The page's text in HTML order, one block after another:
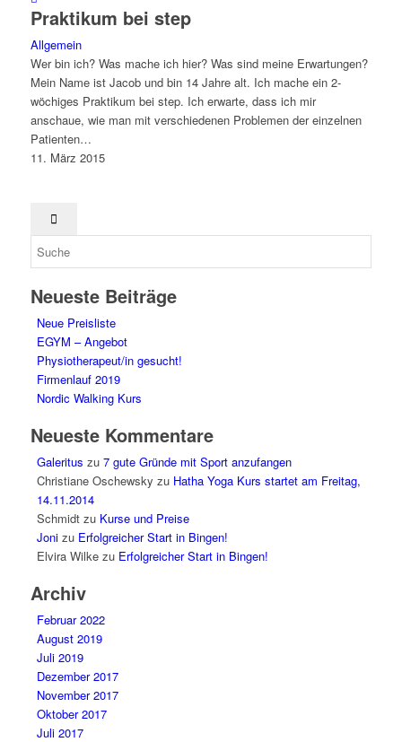
Praktikum bei step
Allgemein
Wer bin ich? Was mache ich hier? Was sind meine Erwartungen?
Mein Name ist Jacob und bin 14 Jahre alt. Ich mache ein 2-
wöchiges Praktikum bei step. Ich erwarte, dass ich mir
anschaue, wie man mit verschiedenen Problemen der einzelnen
Patienten…
11. März 2015
Neueste Beiträge
Neue Preisliste
EGYM – Angebot
Physiotherapeut/in gesucht!
Firmenlauf 2019
Nordic Walking Kurs
Neueste Kommentare
Galeritus zu 7 gute Gründe mit Sport anzufangen
Christiane Oschewsky zu Hatha Yoga Kurs startet am Freitag,
14.11.2014
Schmidtzu Kurse und Preise
Jonizu Erfolgreicher Start in Bingen!
Elvira Wilkezu Erfolgreicher Start in Bingen!
Archiv
Februar 2022
August 2019
Juli 2019
Dezember 2017
November 2017
Oktober 2017
Juli 2017